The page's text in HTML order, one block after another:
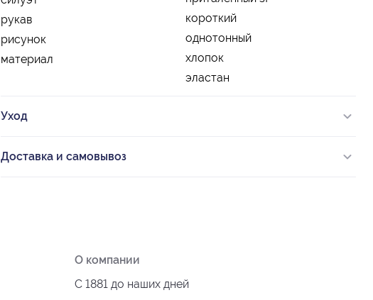
рукав
короткий
рисунок
однотонный
материал
хлопок
эластан
Уход
Доставка и самовывоз
О компании
С 1881 до наших дней